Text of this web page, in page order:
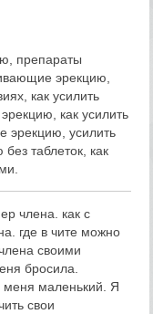
препараты
эрекцию,
как усилить
как усилить
эрекцию, усилить
таблеток, как
члена. как с
где в чите можно
своими
бросила.
меня маленький. Я
свои